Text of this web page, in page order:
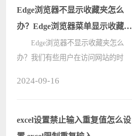
好，欢迎正在准备购买显卡的朋友收
藏本????
Edge浏览器不显示收藏夹怎么
办？Edge浏览器菜单显示收藏夹
栏方法
Edge浏览器不显示收藏夹怎么
办？我们有些用户在访问网站的时
方法，那么本期软件教程就来和广大
用户分????
2024-09-16
excel设置禁止输入重复值怎么设